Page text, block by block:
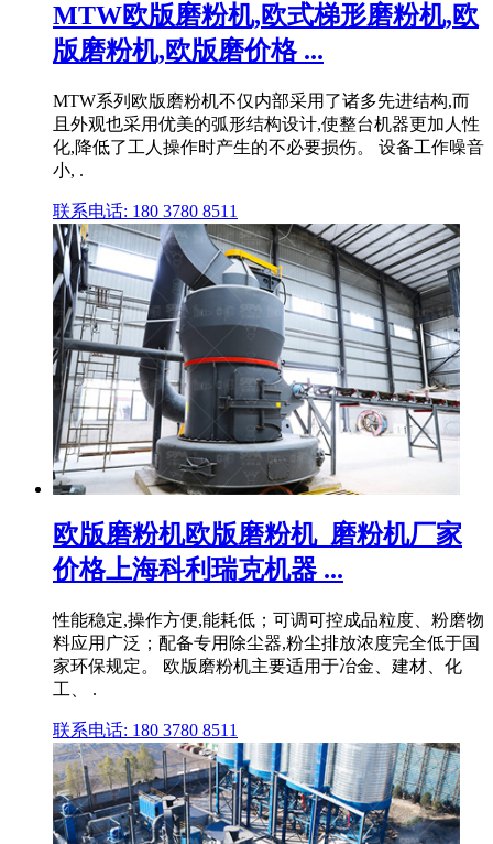
MTW欧版磨粉机,欧式梯形磨粉机,欧
版磨粉机,欧版磨价格 ...
MTW系列欧版磨粉机不仅内部采用了诸多先进结构,而
且外观也采用优美的弧形结构设计,使整台机器更加人性
化,降低了工人操作时产生的不必要损伤。 设备工作噪音
小, .
联系电话: 180 3780 8511
欧版磨粉机欧版磨粉机_磨粉机厂家
价格上海科利瑞克机器 ...
性能稳定,操作方便,能耗低；可调可控成品粒度、粉磨物
料应用广泛；配备专用除尘器,粉尘排放浓度完全低于国
家环保规定。 欧版磨粉机主要适用于冶金、建材、化
工、 .
联系电话: 180 3780 8511